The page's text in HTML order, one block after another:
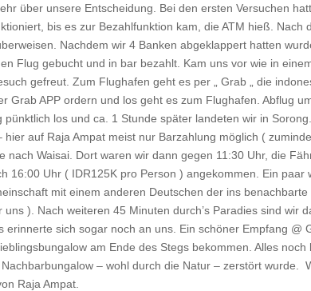
über unsere Entscheidung. Bei den ersten Versuchen
bis es zur Bezahlfunktion kam, die ATM hieß. Nach
Nachdem wir 4 Banken abgeklappert hatten
Flug gebucht und in bar bezahlt. Kam uns vor wie in
gefreut. Zum Flughafen geht es per „ Grab „ die
Grab APP ordern und los geht es zum Flughafen. Abflug
los und ca. 1 Stunde später landeten wir in
hier auf Raja Ampat meist nur Barzahlung möglich (
nach Waisai. Dort waren wir dann gegen 11:30 Uhr, die
16:00 Uhr ( IDR125K pro Person ) angekommen. Ein
mit einem anderen Deutschen der ins benachbarte
). Nach weiteren 45 Minuten durch’s Paradies sind wir
erinnerte sich sogar noch an uns. Ein schöner Empfang @
am Ende des Stegs bekommen. Alles
– wohl durch die Natur – zerstört wurde.
Raja Ampat.